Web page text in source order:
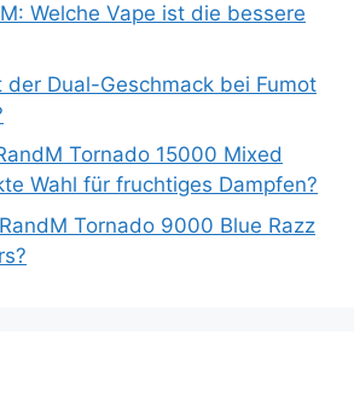
Welche Vape ist die bessere
Dual-Geschmack bei Fumot
Tornado 15000 Mixed
Wahl für fruchtiges Dampfen?
Tornado 9000 Blue Razz